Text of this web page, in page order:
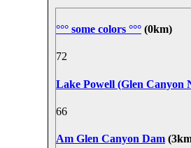
°°° some colors °°° (0km)
72
Lake Powell (Glen Canyon
66
Am Glen Canyon Dam